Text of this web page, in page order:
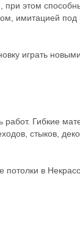
этом
имитацией
играть новыми
работ. Гибкие
стыков,
в